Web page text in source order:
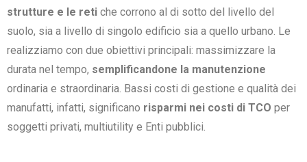
strutture e le reti che corrono al di sotto del livello del
suolo, sia a livello di singolo edificio sia a quello urbano. Le
realizziamo con due obiettivi principali: massimizzare la
durata nel tempo, semplificandone la manutenzione
ordinaria e straordinaria. Bassi costi di gestione e qualità dei
manufatti, infatti, significano risparmi nei costi di TCO per
soggetti privati, multiutility e Enti pubblici.